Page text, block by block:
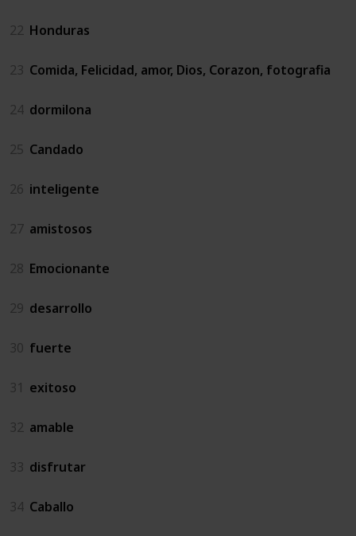
22 Honduras
23 Comida, Felicidad, amor, Dios, Corazon, fotografia
24 dormilona
25 Candado
26 inteligente
27 amistosos
28 Emocionante
29 desarrollo
30 fuerte
31 exitoso
32 amable
33 disfrutar
34 Caballo